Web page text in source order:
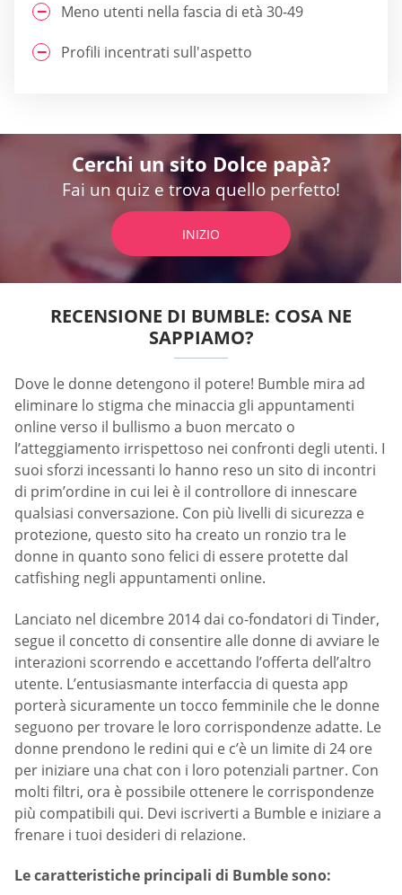
Meno utenti nella fascia di età 30-49
Profili incentrati sull'aspetto
Cerchi un sito Dolce papà?
Fai un quiz e trova quello perfetto!
INIZIO
RECENSIONE DI BUMBLE: COSA NE
SAPPIAMO?
Dove le donne detengono il potere! Bumble mira ad
eliminare lo stigma che minaccia gli appuntamenti
online verso il bullismo a buon mercato o
l’atteggiamento irrispettoso nei confronti degli utenti. I
suoi sforzi incessanti lo hanno reso un sito di incontri
di prim’ordine in cui lei è il controllore di innescare
qualsiasi conversazione. Con più livelli di sicurezza e
protezione, questo sito ha creato un ronzio tra le
donne in quanto sono felici di essere protette dal
catfishing negli appuntamenti online.
Lanciato nel dicembre 2014 dai co-fondatori di Tinder,
segue il concetto di consentire alle donne di avviare le
interazioni scorrendo e accettando l’offerta dell’altro
utente. L’entusiasmante interfaccia di questa app
porterà sicuramente un tocco femminile che le donne
seguono per trovare le loro corrispondenze adatte. Le
donne prendono le redini qui e c’è un limite di 24 ore
per iniziare una chat con i loro potenziali partner. Con
molti filtri, ora è possibile ottenere le corrispondenze
più compatibili qui. Devi iscriverti a Bumble e iniziare a
frenare i tuoi desideri di relazione.
Le caratteristiche principali di Bumble sono: